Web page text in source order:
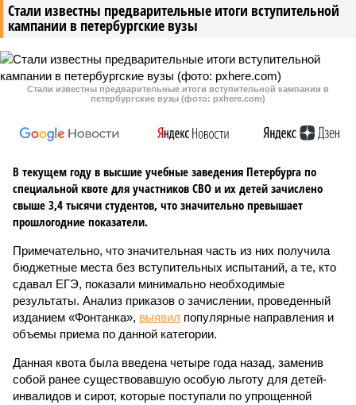
Стали известны предварительные итоги вступительной
кампании в петербургские вузы
Стали известны предварительные итоги вступительной кампании в
петербургские вузы (фото: pxhere.com)
В текущем году в высшие учебные заведения Петербурга по
специальной квоте для участников СВО и их детей зачислено
свыше 3,4 тысячи студентов, что значительно превышает
прошлогодние показатели.
Примечательно, что значительная часть из них получила
бюджетные места без вступительных испытаний, а те, кто
сдавал ЕГЭ, показали минимально необходимые
результаты. Анализ приказов о зачислении, проведенный
изданием «Фонтанка», выявил популярные направления и
объемы приема по данной категории.
Данная квота была введена четыре года назад, заменив
собой ранее существовавшую особую льготу для детей-
инвалидов и сирот, которые поступали по упрощенной